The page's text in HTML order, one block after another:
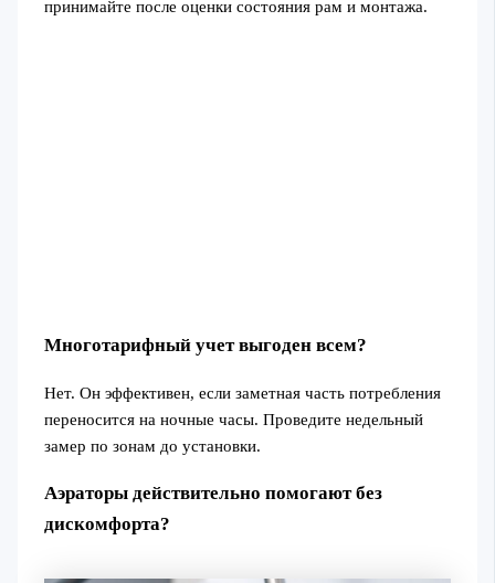
принимайте после оценки состояния рам и монтажа.
Многотарифный учет выгоден всем?
Нет. Он эффективен, если заметная часть потребления
переносится на ночные часы. Проведите недельный
замер по зонам до установки.
Аэраторы действительно помогают без
дискомфорта?